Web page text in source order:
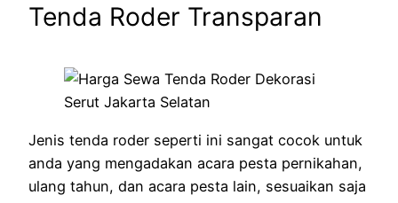
Tenda Roder Transparan
Jenis tenda roder seperti ini sangat cocok untuk
anda yang mengadakan acara pesta pernikahan,
ulang tahun, dan acara pesta lain, sesuaikan saja